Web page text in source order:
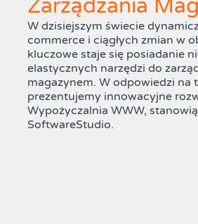
Zarządzania
W dzisiejszym świecie
commerce i ciągłych zmian w
kluczowe staje się posiadanie
elastycznych narzędzi do
magazynem. W odpowiedzi na
prezentujemy innowacyjne
Wypożyczalnia WWW,
SoftwareStudio.